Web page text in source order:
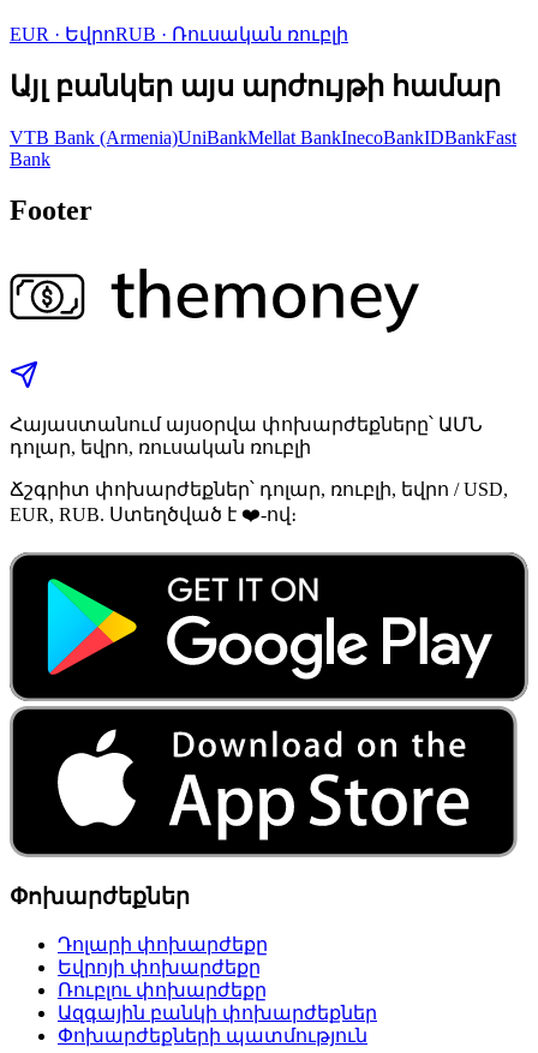
EUR · ԵվրոRUB · Ռուսական ռուբլի
Այլ բանկեր այս արժույթի համար
VTB Bank (Armenia)UniBankMellat BankInecoBankIDBankFast
Bank
Footer
Հայաստանում այսօրվա փոխարժեքները՝ ԱՄՆ
դոլար, եվրո, ռուսական ռուբլի
Ճշգրիտ փոխարժեքներ՝ դոլար, ռուբլի, եվրո / USD,
EUR, RUB. Ստեղծված է ❤️-ով։
Փոխարժեքներ
Դոլարի փոխարժեքը
Եվրոյի փոխարժեքը
Ռուբլու փոխարժեքը
Ազգային բանկի փոխարժեքներ
Փոխարժեքների պատմություն